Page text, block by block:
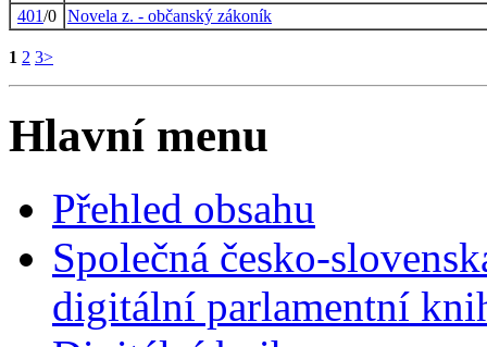
401/0 Novela z. - občanský zákoník
1 2 3>
Hlavní menu
Přehled obsahu
Společná česko-
digitální parlamentní